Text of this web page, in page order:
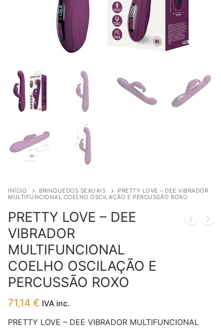
INÍCIO BRINQUEDOS SEXUAIS
PRETTY LOVE – DEE VIBRADOR
MULTIFUNCIONAL COELHO OSCILAÇÃO E PERCUSSÃO ROXO
PRETTY LOVE – DEE
VIBRADOR
MULTIFUNCIONAL
COELHO OSCILAÇÃO E
PERCUSSÃO ROXO
71,14 € IVA inc.
PRETTY LOVE – DEE VIBRADOR MULTIFUNCIONAL